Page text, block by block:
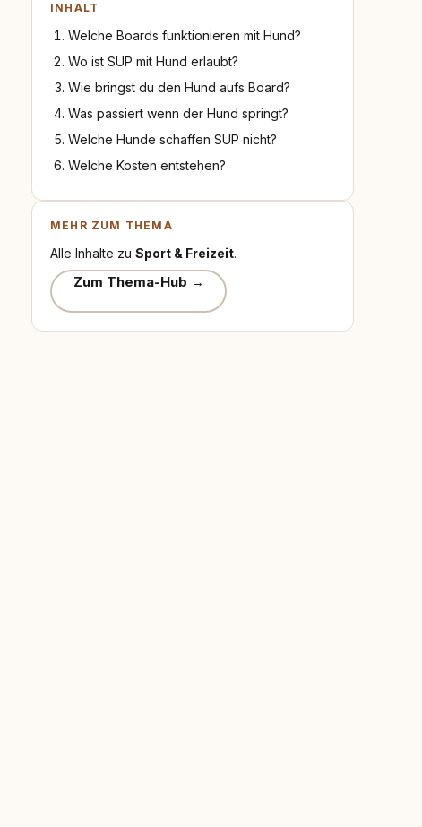
INHALT
Welche Boards funktionieren mit Hund?
Wo ist SUP mit Hund erlaubt?
Wie bringst du den Hund aufs Board?
Was passiert wenn der Hund springt?
Welche Hunde schaffen SUP nicht?
Welche Kosten entstehen?
MEHR ZUM THEMA
Alle Inhalte zu Sport & Freizeit.
Zum Thema-Hub →